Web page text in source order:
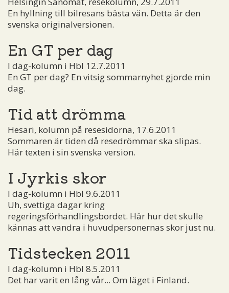
En hyllning till bilresans bästa vän. Detta är den
svenska originalversionen.
En GT per dag
I dag-kolumn i Hbl 12.7.2011
En GT per dag? En vitsig sommarnyhet gjorde min
dag.
Tid att drömma
Hesari, kolumn på resesidorna, 17.6.2011
Sommaren är tiden då resedrömmar ska slipas.
Här texten i sin svenska version.
I Jyrkis skor
I dag-kolumn i Hbl 9.6.2011
Uh, svettiga dagar kring
regeringsförhandlingsbordet. Här hur det skulle
kännas att vandra i huvudpersonernas skor just nu.
Tidstecken 2011
I dag-kolumn i Hbl 8.5.2011
Det har varit en lång vår... Om läget i Finland.